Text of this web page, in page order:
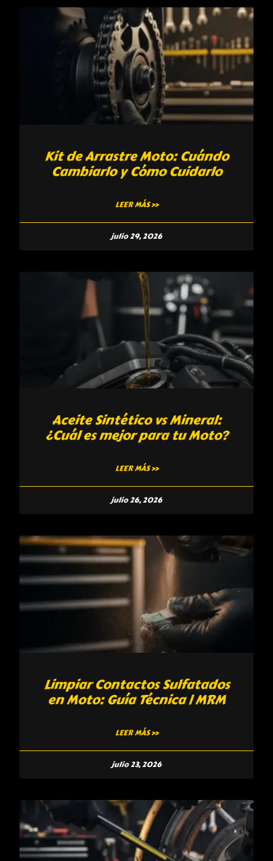
Kit de Arrastre Moto: Cuándo
Cambiarlo y Cómo Cuidarlo
LEER MÁS »
julio 29, 2026
Aceite Sintético vs Mineral:
¿Cuál es mejor para tu Moto?
LEER MÁS »
julio 26, 2026
Limpiar Contactos Sulfatados
en Moto: Guía Técnica | MRM
LEER MÁS »
julio 23, 2026